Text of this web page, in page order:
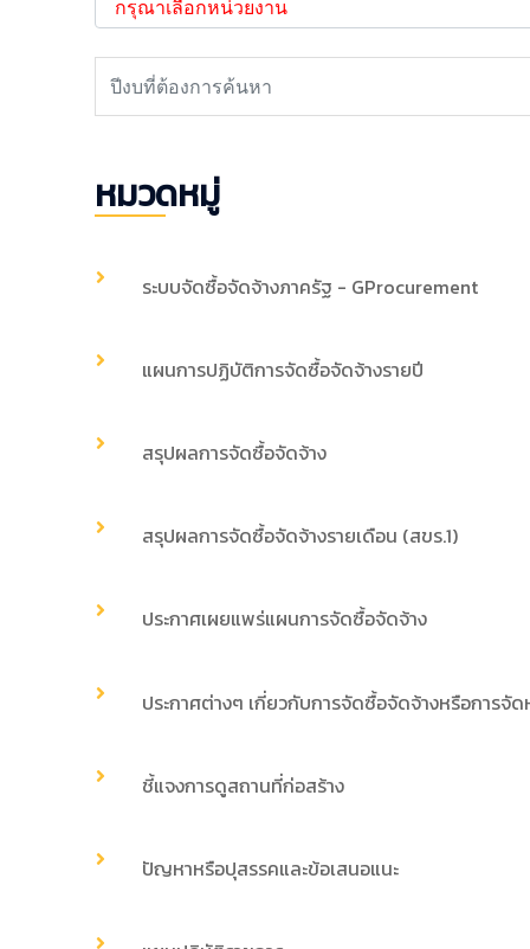
หมวดหมู่
ระบบจัดซื้อจัดจ้างภาครัฐ - GProcurement
แผนการปฏิบัติการจัดซื้อจัดจ้างรายปี
สรุปผลการจัดซื้อจัดจ้าง
สรุปผลการจัดซื้อจัดจ้างรายเดือน (สขร.1)
ประกาศเผยแพร่แผนการจัดซื้อจัดจ้าง
ประกาศต่างๆ เกี่ยวกับการจัดซื้อจัดจ้างหรือการจั
ชี้แจงการดูสถานที่ก่อสร้าง
ปัญหาหรือปุสรรคและข้อเสนอแนะ